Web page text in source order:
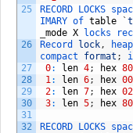
25
26
27
28
29
30
31
32
RECORD
LOCKS
IMARY of table `
mode X locks rec
Record
lock, heap
compact format ;
0: len 4; hex
1: len 6; hex
2: len 7; hex
3: len 5; hex
RECORD LOCKS